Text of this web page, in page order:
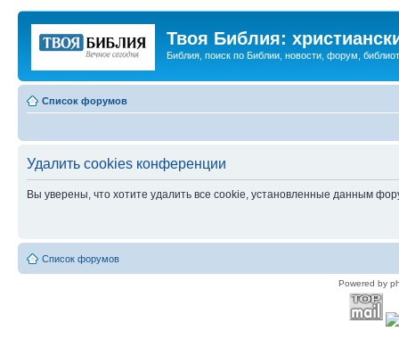
Твоя Библия:
Библия, поиск по Библии, новости, форум,
Список форумов
Удалить cookies конференции
Вы уверены, что хотите удалить все cookie, установленные данным
Список форумов
Powered by